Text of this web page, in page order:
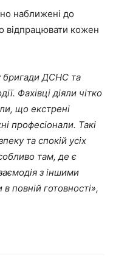
наближені до
відпрацювати кожен
бригади ДСНС та
Фахівці діяли чітко
що екстрені
професіонали. Такі
та спокій усіх
там, де є
з іншими
повній готовності»,